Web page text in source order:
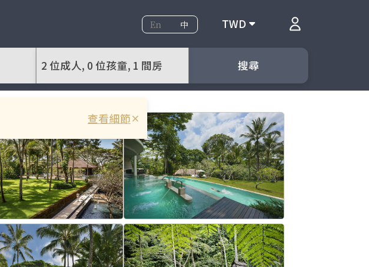
En 中 TWD
2 位成人, 0 位孩童, 1 間房 搜尋
查看細節